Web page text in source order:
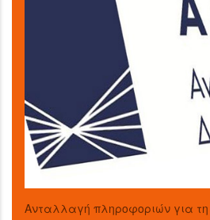
Aνταλλαγή πληροφοριών για